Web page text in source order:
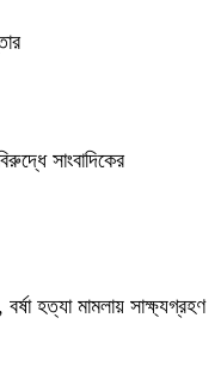
সাংবাদিকের
হত্যা মামলায় সাক্ষ্যগ্রহণ